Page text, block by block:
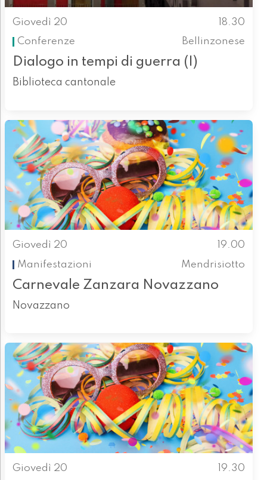
Giovedì 20
18.30
Conferenze
Bellinzonese
Dialogo in tempi di guerra (I)
Biblioteca cantonale
Giovedì 20
19.00
Manifestazioni
Mendrisiotto
Carnevale Zanzara Novazzano
Novazzano
Giovedì 20 19.30